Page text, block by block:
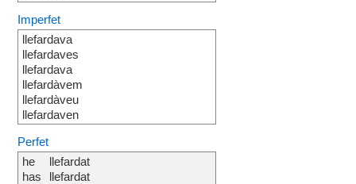
Imperfet
llefardava
llefardaves
llefardava
llefardàvem
llefardàveu
llefardaven
Perfet
he
has
llefardat
llefardat